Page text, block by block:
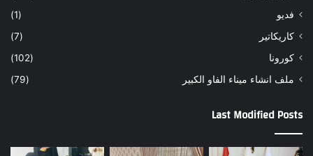
فديو
(1)
كاريكاتير
(7)
كورونا
(102)
ملف انشاء ميناء الفاو الكبير
(79)
Last Modified Posts